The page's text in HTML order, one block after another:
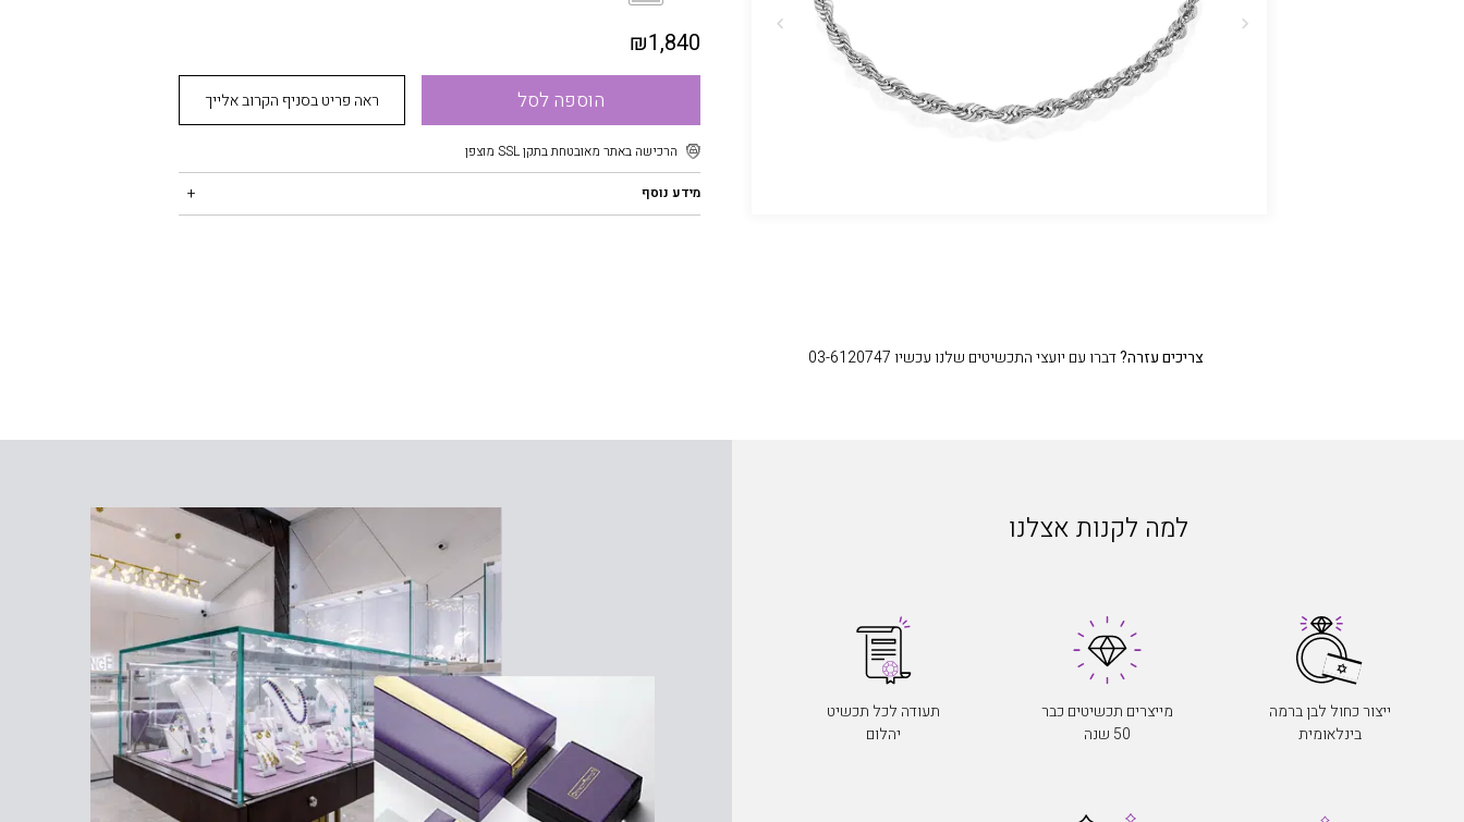
צריכים עזרה?דברו עם יועצי התכשיטים שלנו עכשיו 03-6120747
₪1,840
הוספה לסל ראה פריט בסניף הקרוב אלייך
הרכישה באתר מאובטחת בתקן SSL מוצפן
מידע נוסף
למה לקנות אצלנו
ייצור כחול לבן ברמה
בינלאומית
מייצרים תכשיטים כבר
50 שנה
תעודה לכל תכשיט
יהלום